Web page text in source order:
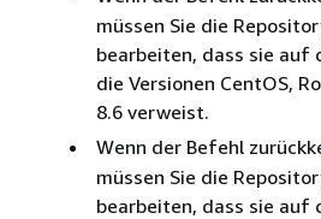
müssen Sie die
bearbeiten, dass sie auf
die Versionen CentOS,
8.6 verweist.
Wenn der Befehl
müssen Sie die
bearbeiten, dass sie auf